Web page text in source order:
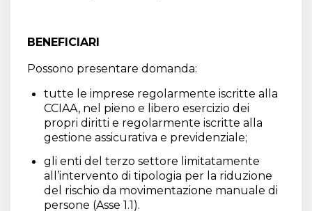
BENEFICIARI
Possono presentare domanda:
tutte le imprese regolarmente iscritte alla
CCIAA, nel pieno e libero esercizio dei
propri diritti e regolarmente iscritte alla
gestione assicurativa e previdenziale;
gli enti del terzo settore limitatamente
all’intervento di tipologia per la riduzione
del rischio da movimentazione manuale di
persone (Asse 1.1).